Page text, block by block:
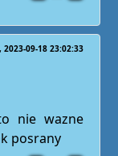
2023-09-18 23:02:33
nie wazne
posrany